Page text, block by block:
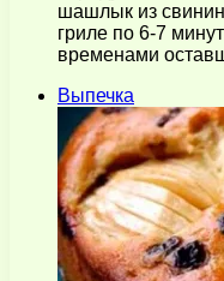
шашлык из
гриле по 6-7
временами
Выпечка